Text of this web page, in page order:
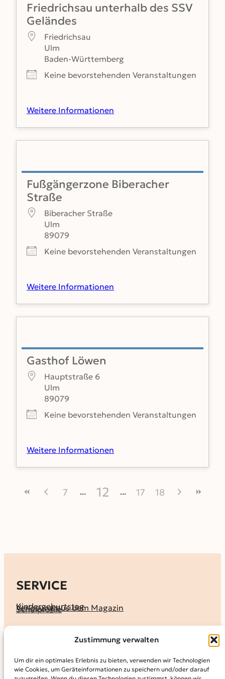
Zustimmung verwalten
Um dir ein optimales Erlebnis zu bieten, verwenden wir Technologien
wie Cookies, um Geräteinformationen zu speichern und/oder darauf
Friedrichsau unterhalb des SSV
Geländes
Friedrichsau
Ulm
Baden-Württemberg
Keine bevorstehenden Veranstaltungen
Weitere Informationen
Fußgängerzone Biberacher
Straße
Biberacher Straße
Ulm
89079
Keine bevorstehenden Veranstaltungen
Weitere Informationen
Gasthof Löwen
Hauptstraße 6
Ulm
89079
Keine bevorstehenden Veranstaltungen
Weitere Informationen
7 12 17 18
SERVICE
Kindergeburtstag
Verlosung aus dem Magazin
Schulprofile
KALENDER
MAGAZIN